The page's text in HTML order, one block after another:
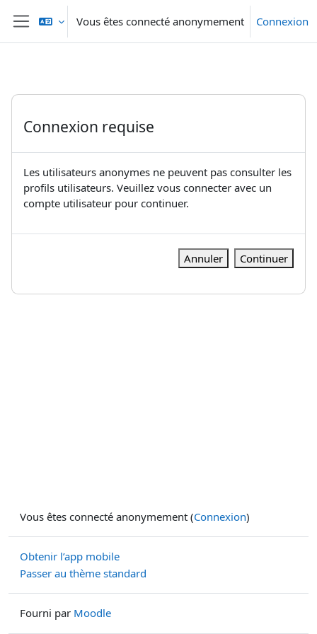
Passer au contenu principal
Panneau latéral
Vous êtes connecté anonymement Connexion
Connexion requise
Les utilisateurs anonymes ne peuvent pas consulter les
profils utilisateurs. Veuillez vous connecter avec un
compte utilisateur pour continuer.
Annuler Continuer
Vous êtes connecté anonymement (Connexion)
Obtenir l’app mobile
Passer au thème standard
Fourni par Moodle